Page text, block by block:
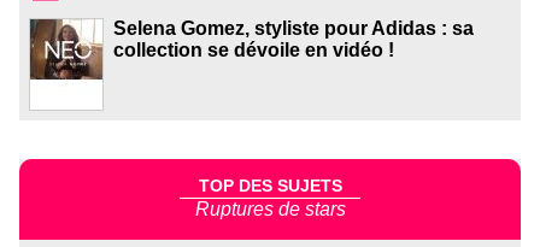
Selena Gomez, styliste pour Adidas : sa
collection se dévoile en vidéo !
TOP DES SUJETS
Ruptures de stars